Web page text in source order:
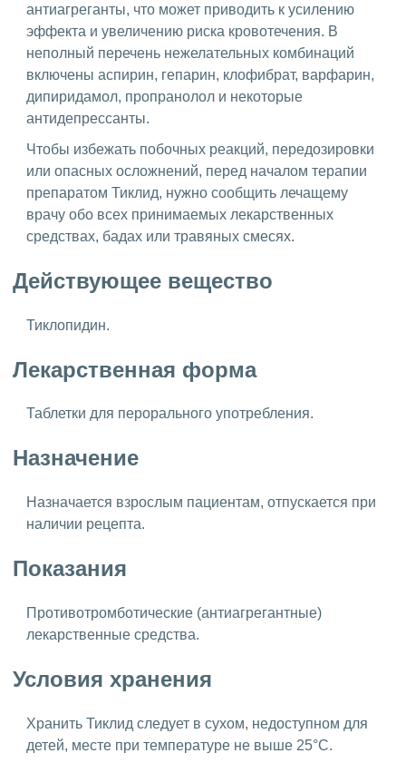
антиагреганты, что может приводить к усилению
эффекта и увеличению риска кровотечения. В
неполный перечень нежелательных комбинаций
включены аспирин, гепарин, клофибрат, варфарин,
дипиридамол, пропранолол и некоторые
антидепрессанты.
Чтобы избежать побочных реакций, передозировки
или опасных осложнений, перед началом терапии
препаратом Тиклид, нужно сообщить лечащему
врачу обо всех принимаемых лекарственных
средствах, бадах или травяных смесях.
Действующее вещество
Тиклопидин.
Лекарственная форма
Таблетки для перорального употребления.
Назначение
Назначается взрослым пациентам, отпускается при
наличии рецепта.
Показания
Противотромботические (антиагрегантные)
лекарственные средства.
Условия хранения
Хранить Тиклид следует в сухом, недоступном для
детей, месте при температуре не выше 25°C.